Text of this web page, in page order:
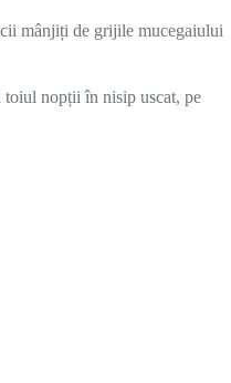
mânjiți de grijile mucegaiului
toiul nopții în nisip uscat, pe